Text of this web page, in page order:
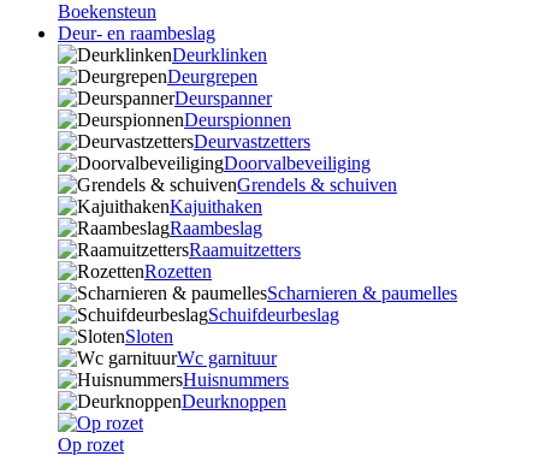
Boekensteun
Deur- en raambeslag
Deurklinken
Deurgrepen
Deurspanner
Deurspionnen
Deurvastzetters
Doorvalbeveiliging
Grendels & schuiven
Kajuithaken
Raambeslag
Raamuitzetters
Rozetten
Scharnieren & paumelles
Schuifdeurbeslag
Sloten
Wc garnituur
Huisnummers
Deurknoppen
Op rozet